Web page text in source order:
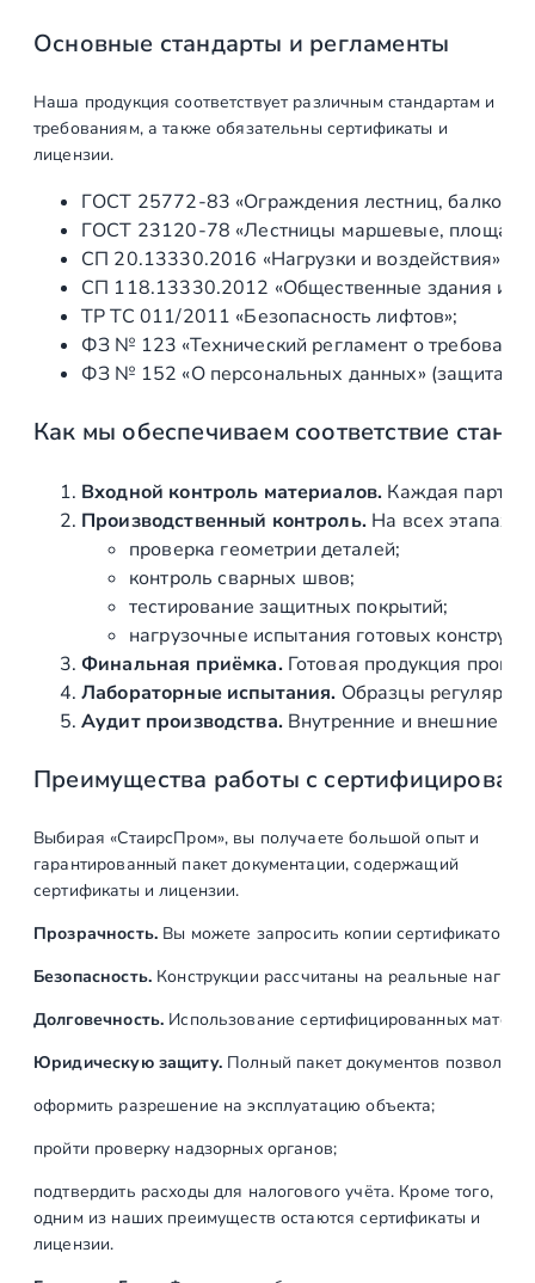
,
0
0
а
л
ю
м
н
й
ч
й
Основные стандарты и регламенты
Наша продукция соответствует различным стандартам и
требованиям, а также обязательны сертификаты и
лицензии.
ГОСТ 25772‑83 «Ограждения лестниц,
ГОСТ 23120‑78 «Лестницы маршевые,
СП 20.13330.2016 «Нагрузки и воздействия»
СП 118.13330.2012 «Общественные здания и
ТР ТС 011/2011 «Безопасность лифтов»;
ФЗ № 123 «Технический регламент о
ФЗ № 152 «О персональных данных» (защита
Как мы обеспечиваем соответствие
Входной контроль материалов. Каждая партия
Производственный контроль.На всех этапах
проверка геометрии деталей;
контроль сварных швов;
тестирование защитных покрытий;
нагрузочные испытания готовых
Финальная приёмка.Готовая продукция
Лабораторные испытания. Образцы регулярно
Аудит производства.Внутренние и внешние
Преимущества работы с
Выбирая «СтаирсПром», вы получаете большой опыт и
гарантированный пакет документации, содержащий
сертификаты и лицензии.
Прозрачность.Вы можете запросить копии сертификатов
Безопасность.Конструкции рассчитаны на реальные
Долговечность. Использование сертифицированных
Юридическую защиту.Полный пакет документов позволяет:
оформить разрешение на эксплуатацию объекта;
пройти проверку надзорных органов;
подтвердить расходы для налогового учёта. Кроме того,
одним из наших преимуществ остаются сертификаты и
лицензии.